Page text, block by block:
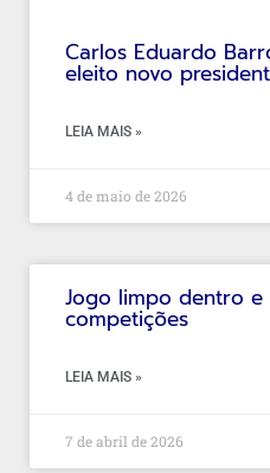
Carlos Eduardo
eleito novo
LEIA MAIS »
4 de maio de 2026
Jogo limpo dentro e
competições
LEIA MAIS »
7 de abril de 2026